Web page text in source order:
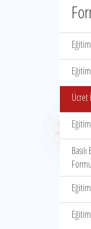
Ücret
Formu